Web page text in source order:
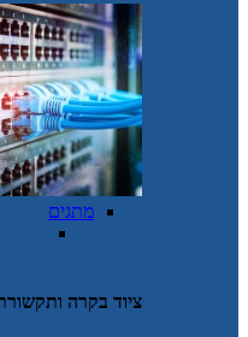
מתגים
ציוד בקרה